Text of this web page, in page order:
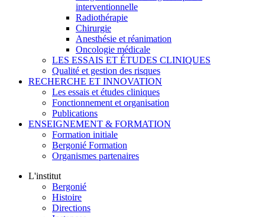
interventionnelle
Radiothérapie
Chirurgie
Anesthésie et réanimation
Oncologie médicale
LES ESSAIS ET ÉTUDES CLINIQUES
Qualité et gestion des risques
RECHERCHE ET INNOVATION
Les essais et études cliniques
Fonctionnement et organisation
Publications
ENSEIGNEMENT & FORMATION
Formation initiale
Bergonié Formation
Organismes partenaires
L'institut
Bergonié
Histoire
Directions